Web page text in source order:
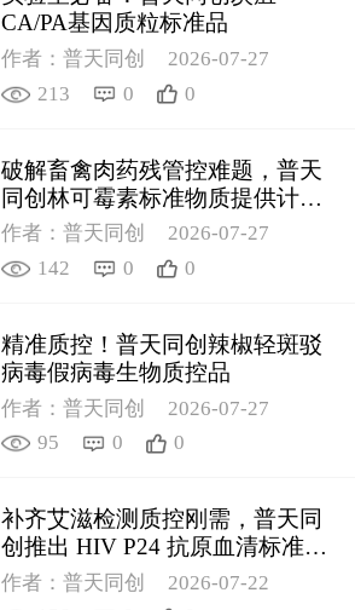
CA/PA基因质粒标准品
作者：普天同创
2026-07-27
213
0 0
破解畜禽肉药残管控难题，普天
同创林可霉素标准物质提供计量
支撑
作者：普天同创
2026-07-27
142
0 0
精准质控！普天同创辣椒轻斑驳
病毒假病毒生物质控品
作者：普天同创
2026-07-27
95
0 0
补齐艾滋检测质控刚需，普天同
创推出 HIV P24 抗原血清标准物
质
作者：普天同创
2026-07-22